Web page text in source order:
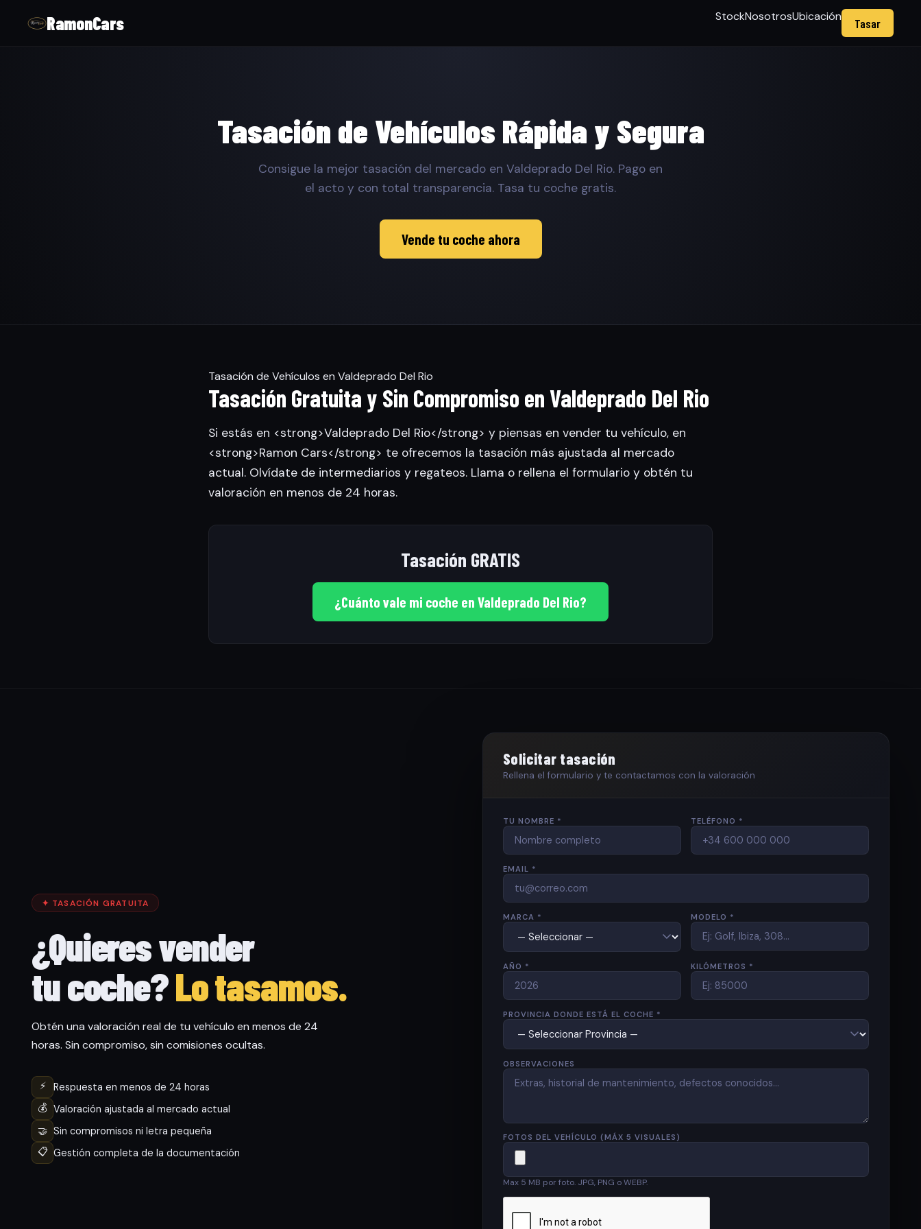
RamonCars StockNosotrosUbicación Tasar
Tasación de Vehículos Rápida y Segura
Consigue la mejor tasación del mercado en Valdeprado Del Rio. Pago en
el acto y con total transparencia. Tasa tu coche gratis.
Vende tu coche ahora
Tasación de Vehículos en Valdeprado Del Rio
Tasación Gratuita y Sin Compromiso en Valdeprado Del Rio
Si estás en <strong>Valdeprado Del Rio</strong> y piensas en vender tu vehículo, en
<strong>Ramon Cars</strong> te ofrecemos la tasación más ajustada al mercado
actual. Olvídate de intermediarios y regateos. Llama o rellena el formulario y obtén tu
valoración en menos de 24 horas.
Tasación GRATIS
¿Cuánto vale mi coche en Valdeprado Del Rio?
✦ TASACIÓN GRATUITA
¿Quieres vender
tu coche?Lo tasamos.
Obtén una valoración real de tu vehículo en menos de 24
horas. Sin compromiso, sin comisiones ocultas.
⚡
Respuesta en menos de 24 horas
💰 Valoración ajustada al mercado actual
🤝 Sin compromisos ni letra pequeña
📋 Gestión completa de la documentación
Solicitar tasación
Rellena el formulario y te contactamos con la valoración
TU NOMBRE * TELÉFONO *
EMAIL *
MARCA * MODELO *
AÑO * KILÓMETROS *
PROVINCIA DONDE ESTÁ EL COCHE *
OBSERVACIONES
FOTOS DEL VEHÍCULO (MÁX 5 VISUALES)
Max 5 MB por foto. JPG, PNG o WEBP.